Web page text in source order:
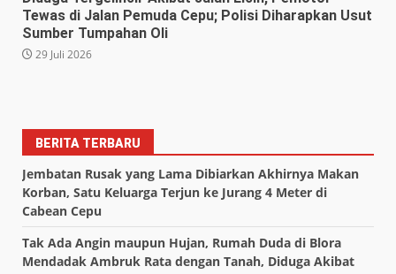
Tewas di Jalan Pemuda Cepu; Polisi Diharapkan Usut
Sumber Tumpahan Oli
29 Juli 2026
BERITA TERBARU
Jembatan Rusak yang Lama Dibiarkan Akhirnya Makan
Korban, Satu Keluarga Terjun ke Jurang 4 Meter di
Cabean Cepu
Tak Ada Angin maupun Hujan, Rumah Duda di Blora
Mendadak Ambruk Rata dengan Tanah, Diduga Akibat